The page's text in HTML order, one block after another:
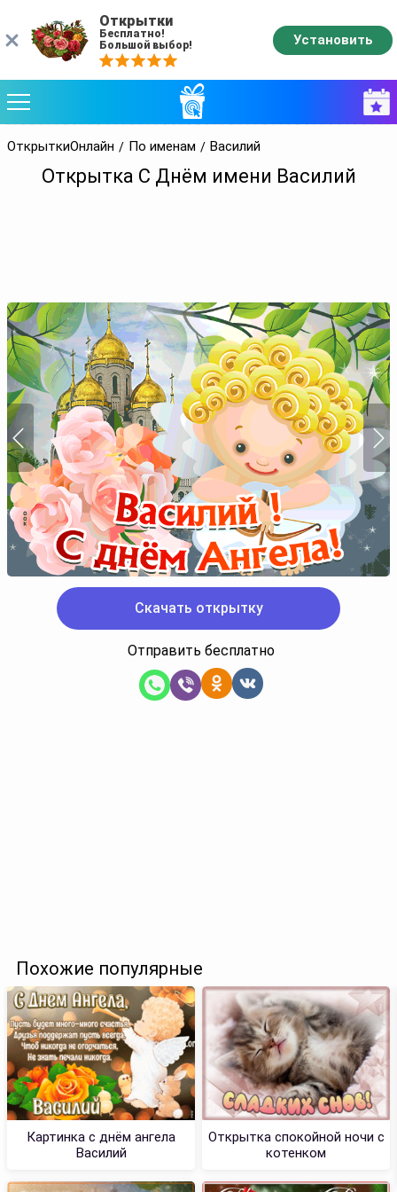
ОткрыткиОнлайн По именам Василий
Открытка С Днём имени Василий
Скачать открытку
Отправить бесплатно
Похожие популярные
Картинка с днём ангела
Василий
Открытка спокойной ночи с
котенком
Открытки
Бесплатно!
Большой выбор!
Установить